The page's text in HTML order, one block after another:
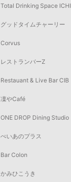
Total Drinking Space ICHI
グッドタイムチャーリー
Corvus
レストランバーZ
Restauant & Live Bar CIB
凜やCafé
ONE DROP Dining Studio
ぺいあのプラス
Bar Colon
かみひこうき